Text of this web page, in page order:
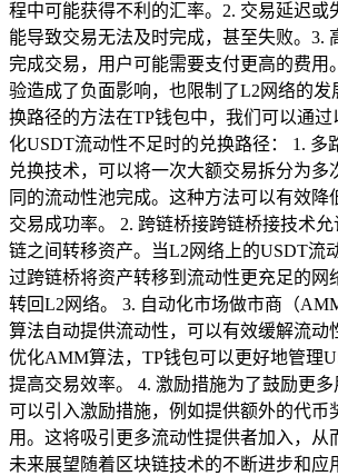
程中可能获得不利的汇率。2. 交易延迟或
能导致交易无法及时完成，甚至失败。3.
完成交易，用户可能需要支付更高的费用
验造成了负面影响，也限制了L2网络的发
换路径的方法在TP钱包中，我们可以通
化USDT流动性不足时的兑换路径： 1. 多
兑换技术，可以将一次大额交易拆分为多
同的流动性池完成。这种方法可以有效降
交易成功率。 2. 跨链桥接跨链桥接技术
链之间转移资产。当L2网络上的USDT流
过跨链桥将资产转移到流动性更充足的网
转回L2网络。 3. 自动化市场做市商（
算法自动提供流动性，可以有效缓解流动
优化AMM算法，TP钱包可以更好地管理
提高交易效率。 4. 激励措施为了鼓励更多
可以引入激励措施，例如提供额外的代币
用。这将吸引更多流动性提供者加入，从
未来展望随着区块链技术的不断进步和应